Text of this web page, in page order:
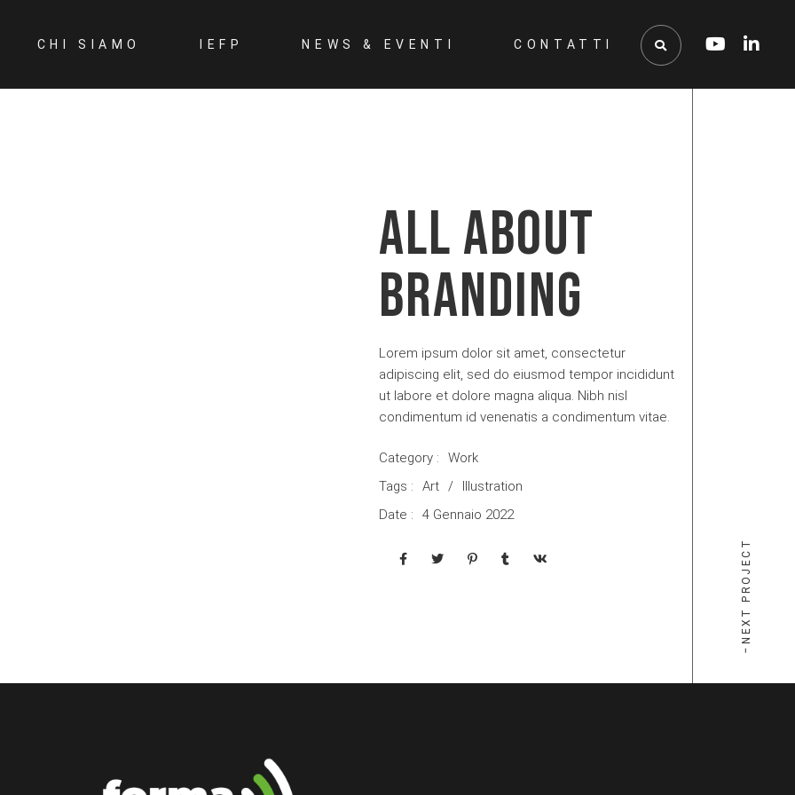
CHI SIAMO IEFP NEWS & EVENTI CONTATTI
ALL ABOUT
BRANDING
Lorem ipsum dolor sit amet, consectetur
adipiscing elit, sed do eiusmod tempor incididunt
ut labore et dolore magna aliqua. Nibh nisl
condimentum id venenatis a condimentum vitae.
Category :
Work
Tags :
Art
Illustration
Date :
4 Gennaio 2022
NEXT PROJECT